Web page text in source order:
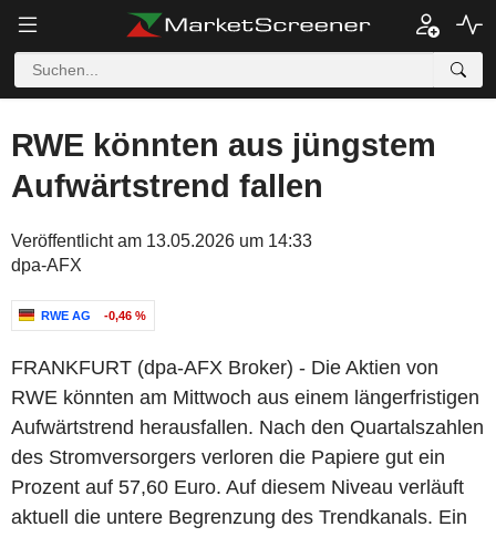
RWE könnten aus jüngstem
Aufwärtstrend fallen
Veröffentlicht am 13.05.2026 um 14:33
dpa-AFX
RWE AG -0,46 %
FRANKFURT (dpa-AFX Broker) - Die Aktien von
RWE könnten am Mittwoch aus einem längerfristigen
Aufwärtstrend herausfallen. Nach den Quartalszahlen
des Stromversorgers verloren die Papiere gut ein
Prozent auf 57,60 Euro. Auf diesem Niveau verläuft
aktuell die untere Begrenzung des Trendkanals. Ein